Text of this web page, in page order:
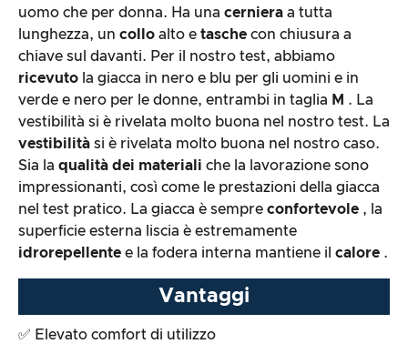
La prova pratica
Rapporto prezzo/prestazioni
Risultato complessivo
uomo che per donna. Ha una cerniera a tutta
lunghezza, un collo alto e tasche con chiusura a
chiave sul davanti. Per il nostro test, abbiamo
ricevuto la giacca in nero e blu per gli uomini e in
verde e nero per le donne, entrambi in taglia M . La
vestibilità si è rivelata molto buona nel nostro test. La
vestibilità si è rivelata molto buona nel nostro caso.
Sia la qualità dei materiali che la lavorazione sono
impressionanti, così come le prestazioni della giacca
nel test pratico. La giacca è sempre confortevole , la
superficie esterna liscia è estremamente
idrorepellente e la fodera interna mantiene il calore .
Vantaggi
✅ Elevato comfort di utilizzo